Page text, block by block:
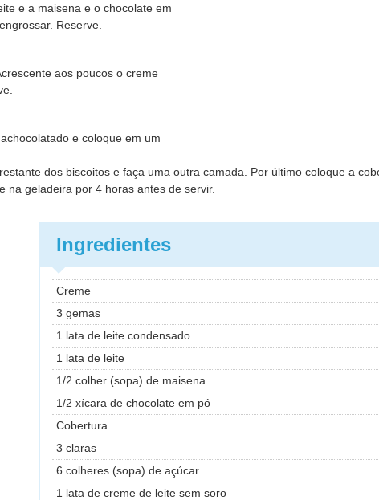
e a maisena e o chocolate em
Reserve.
aos poucos o creme
e coloque em um
dos biscoitos e faça uma outra camada. Por último coloque a
na geladeira por 4 horas antes de servir.
Ingredientes
Creme
3 gemas
1 lata de leite condensado
1 lata de leite
1/2 colher (sopa) de maisena
1/2 xícara de chocolate em pó
Cobertura
3 claras
6 colheres (sopa) de açúcar
1 lata de creme de leite sem soro